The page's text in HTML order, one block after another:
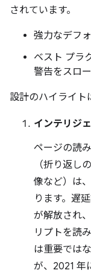
されています。
強力なデフ
ベスト プラ
警告をスロー
設計のハイライト
インテリジ
ページの読
（折り返し
像など）は
ります。遅
が解放され
リプトを読
は重要では
が、2021 年